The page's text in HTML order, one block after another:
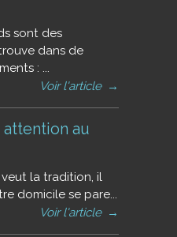
sont des
dans de
: ...
Voir l'article →
attention au
la tradition, il
domicile se pare...
Voir l'article →